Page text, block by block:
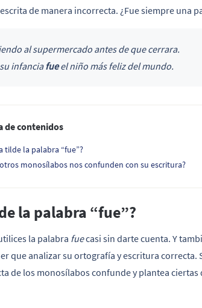
de manera incorrecta. ¿Fue siempre una
al supermercado antes de que cerrara.
infanciafueel niño más feliz del mundo.
de contenidos
tilde la palabra “fue”?
otros monosílabos nos confunden con su escritura?
la palabra “fue”?
la palabra fuecasi sin darte cuenta. Y
que analizar su ortografía y escritura correcta.
de los monosílabos confunde y plantea ciertas